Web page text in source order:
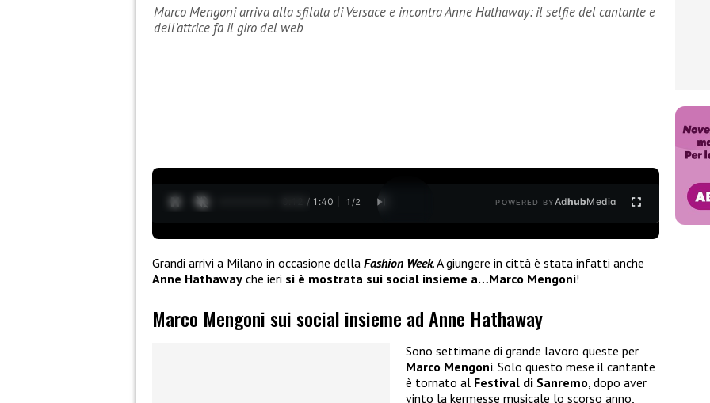
Marco Mengoni arriva alla sfilata di Versace e incontra Anne Hathaway: il selfie del cantante e
dell’attrice fa il giro del web
0:13 / 1:40 1 /2 POWERED BYAdhubMedia
Grandi arrivi a Milano in occasione della Fashion Week. A giungere in città è stata infatti anche
Anne Hathaway che ieri si è mostrata sui social insieme a…Marco Mengoni!
Marco Mengoni sui social insieme ad Anne Hathaway
Sono settimane di grande lavoro queste per
Marco Mengoni. Solo questo mese il cantante
è tornato al Festival di Sanremo, dopo aver
vinto la kermesse musicale lo scorso anno,